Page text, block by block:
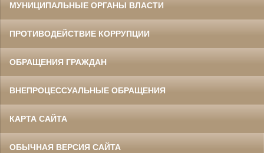
МУНИЦИПАЛЬНЫЕ ОРГАНЫ ВЛАСТИ
ПРОТИВОДЕЙСТВИЕ КОРРУПЦИИ
ОБРАЩЕНИЯ ГРАЖДАН
ВНЕПРОЦЕССУАЛЬНЫЕ ОБРАЩЕНИЯ
КАРТА САЙТА
ОБЫЧНАЯ ВЕРСИЯ САЙТА